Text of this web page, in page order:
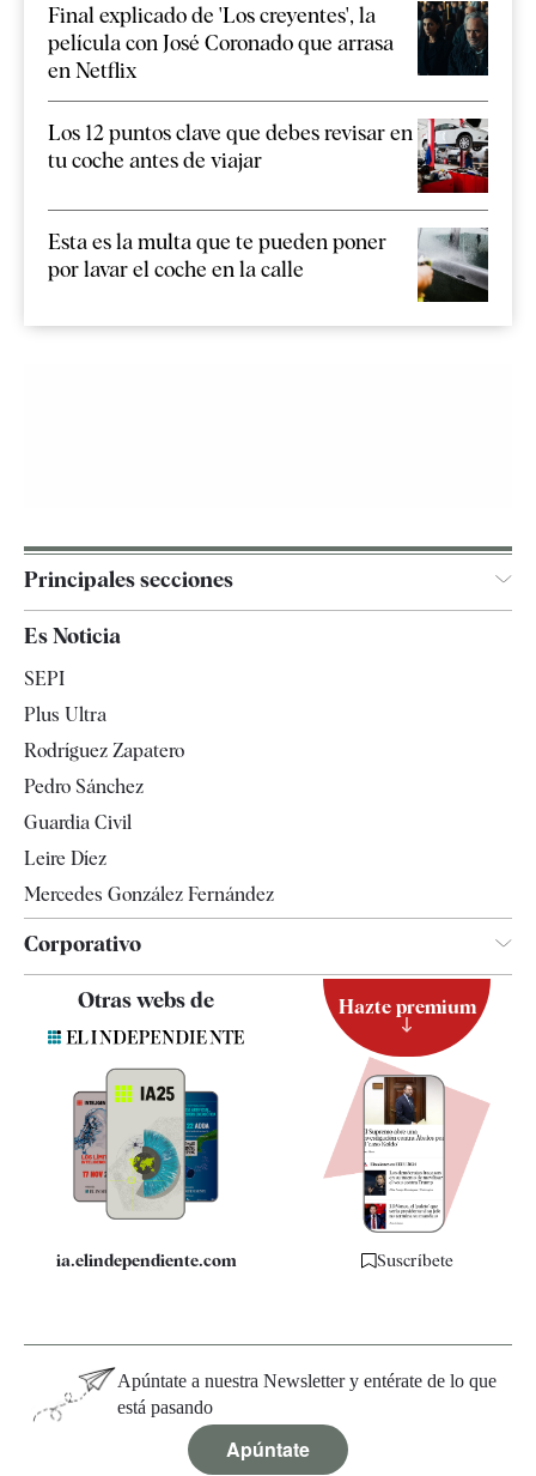
Final explicado de 'Los creyentes', la
película con José Coronado que arrasa
en Netflix
Los 12 puntos clave que debes revisar en
tu coche antes de viajar
Esta es la multa que te pueden poner
por lavar el coche en la calle
Principales secciones
Televisión
Es Noticia
SEPI
Plus Ultra
Rodríguez Zapatero
Pedro Sánchez
Guardia Civil
Leire Díez
Mercedes González Fernández
Corporativo
Quiénes somos
Especificaciones
Otras webs de
ia.elindependiente.com
Hazte premium
Suscríbete
Apúntate a nuestra Newsletter y entérate de lo que
está pasando
Apúntate